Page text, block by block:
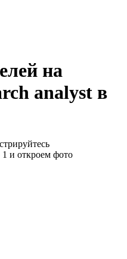
на
analyst в
и откроем фото